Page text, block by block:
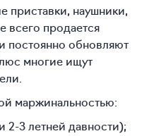
приставки, наушники,
всего продается
постоянно обновляют
многие ищут
маржинальностью:
2-3 летней давности);